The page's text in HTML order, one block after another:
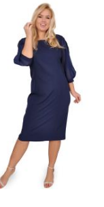
do koszyka